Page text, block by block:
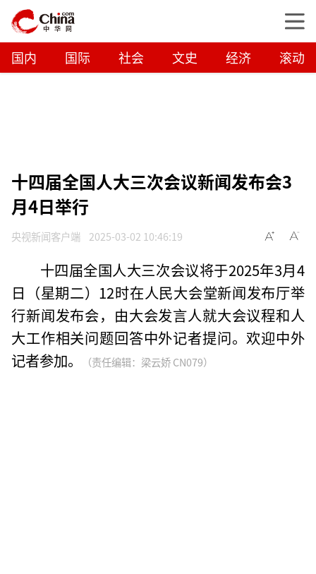
国内 国际 社会 文史 经济 滚动
十四届全国人大三次会议新闻发布会3
月4日举行
央视新闻客户端 2025-03-02 10:46:19
十四届全国人大三次会议将于2025年3月4
日（星期二）12时在人民大会堂新闻发布厅举
行新闻发布会，由大会发言人就大会议程和人
大工作相关问题回答中外记者提问。欢迎中外
记者参加。
（责任编辑：梁云娇 CN079）